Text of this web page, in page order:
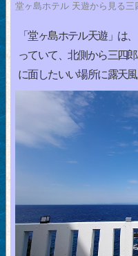
堂ヶ島ホテル 天遊から見る三
「堂ヶ島ホテル天遊」は
っていて、北側から三四
に面したいい場所に露天